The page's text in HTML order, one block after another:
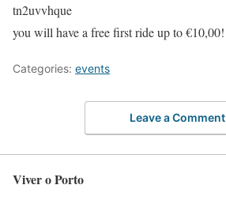
tn2uvvhque
you will have a free first ride up to €10,00!
Categories: events
Leave a Comment
Viver o Porto